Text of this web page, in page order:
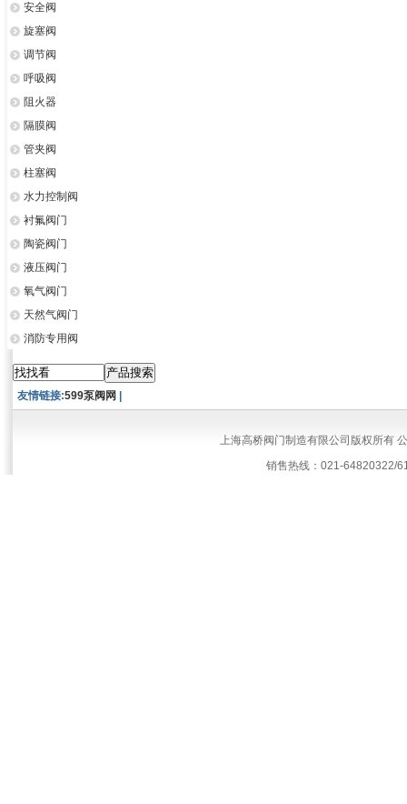
安全阀
旋塞阀
调节阀
呼吸阀
阻火器
隔膜阀
管夹阀
柱塞阀
水力控制阀
衬氟阀门
陶瓷阀门
液压阀门
氧气阀门
天然气阀门
消防专用阀
友情链接:599泵阀网
上海高桥阀门制造有限公司版权所有
销售热线：021-64820322/